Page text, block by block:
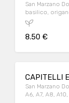
San Marzano
basilico,
8.50 €
CAPITELLI
San Marzano
A6, A7, A8, A10,